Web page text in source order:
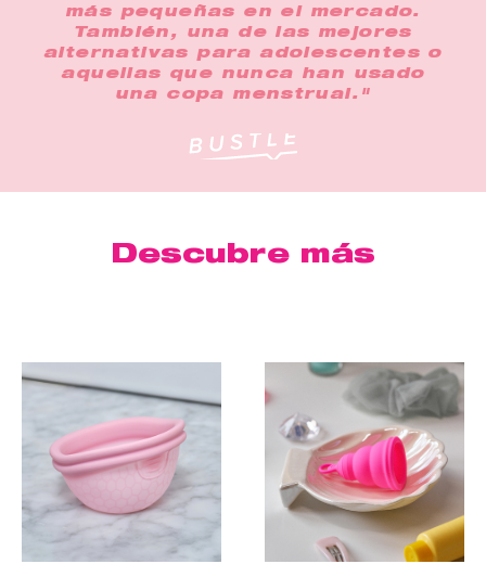
más pequeñas en el mercado.
También, una de las mejores
alternativas para adolescentes o
aquellas que nunca han usado
una copa menstrual."
Descubre más